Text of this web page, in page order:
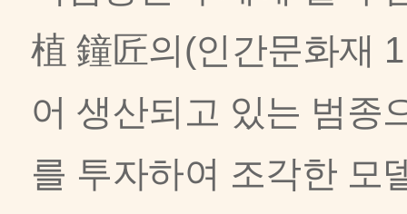
植 鐘匠의(인간문화재
어 생산되고 있는 범종
를 투자하여 조각한 모